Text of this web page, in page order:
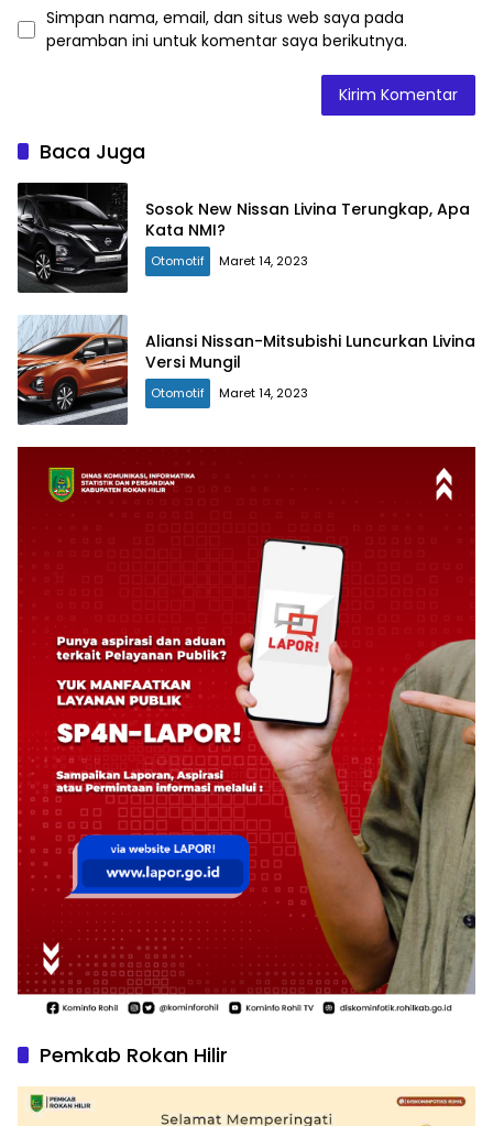
Simpan nama, email, dan situs web saya pada
peramban ini untuk komentar saya berikutnya.
Baca Juga
Sosok New Nissan Livina Terungkap, Apa
Kata NMI?
Otomotif Maret 14, 2023
Aliansi Nissan-Mitsubishi Luncurkan Livina
Versi Mungil
Otomotif Maret 14, 2023
Pemkab Rokan Hilir